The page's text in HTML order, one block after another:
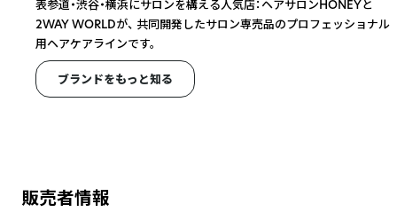
表参道・渋谷・横浜にサロンを構える人気店：ヘアサロンHONEYと
2WAY WORLDが、 共同開発したサロン専売品のプロフェッショナル
用ヘアケアラインです。
ブランドをもっと知る
販売者情報